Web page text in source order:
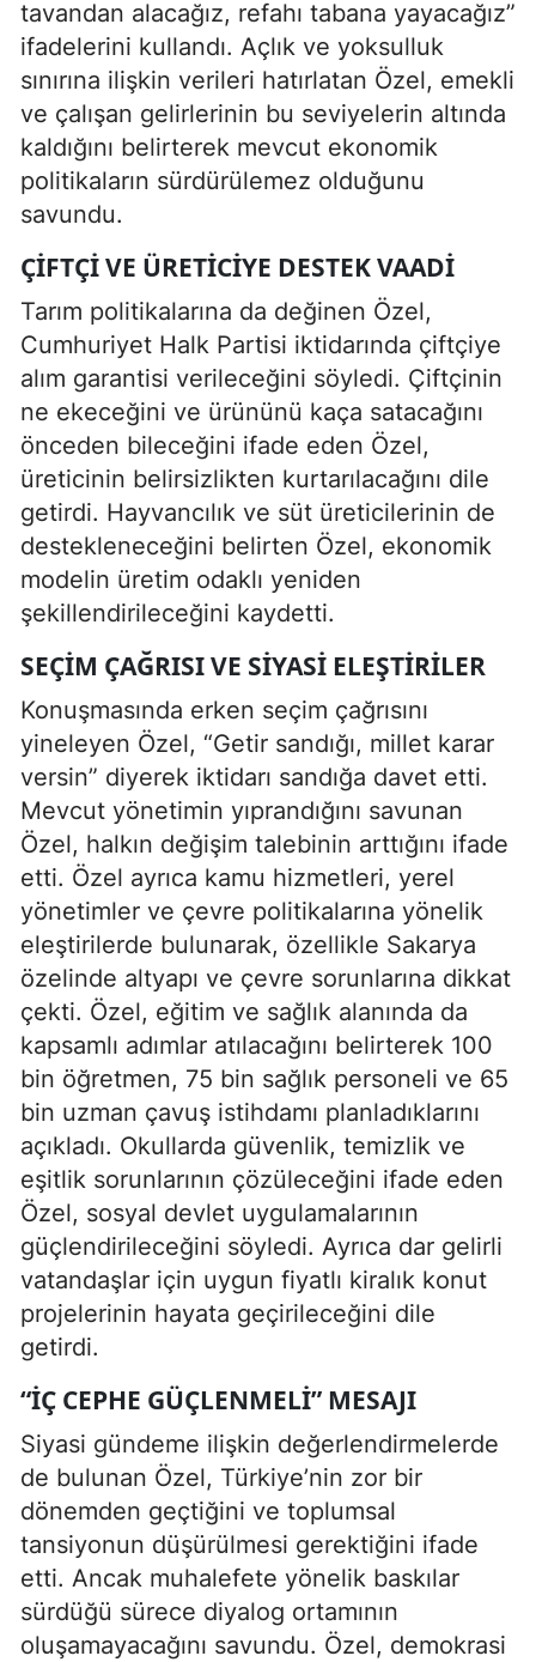
tavandan alacağız, refahı tabana yayacağız”
ifadelerini kullandı. Açlık ve yoksulluk
sınırına ilişkin verileri hatırlatan Özel, emekli
ve çalışan gelirlerinin bu seviyelerin altında
kaldığını belirterek mevcut ekonomik
politikaların sürdürülemez olduğunu
savundu.
ÇIFTÇI VE ÜRETICIYE DESTEK VAADI
Tarım politikalarına da değinen Özel,
Cumhuriyet Halk Partisi iktidarında çiftçiye
alım garantisi verileceğini söyledi. Çiftçinin
ne ekeceğini ve ürününü kaça satacağını
önceden bileceğini ifade eden Özel,
üreticinin belirsizlikten kurtarılacağını dile
getirdi. Hayvancılık ve süt üreticilerinin de
destekleneceğini belirten Özel, ekonomik
modelin üretim odaklı yeniden
şekillendirileceğini kaydetti.
SEÇIM ÇAĞRISI VE SIYASI ELEŞTIRILER
Konuşmasında erken seçim çağrısını
yineleyen Özel, “Getir sandığı, millet karar
versin” diyerek iktidarı sandığa davet etti.
Mevcut yönetimin yıprandığını savunan
Özel, halkın değişim talebinin arttığını ifade
etti. Özel ayrıca kamu hizmetleri, yerel
yönetimler ve çevre politikalarına yönelik
eleştirilerde bulunarak, özellikle Sakarya
özelinde altyapı ve çevre sorunlarına dikkat
çekti. Özel, eğitim ve sağlık alanında da
kapsamlı adımlar atılacağını belirterek 100
bin öğretmen, 75 bin sağlık personeli ve 65
bin uzman çavuş istihdamı planladıklarını
açıkladı. Okullarda güvenlik, temizlik ve
eşitlik sorunlarının çözüleceğini ifade eden
Özel, sosyal devlet uygulamalarının
güçlendirileceğini söyledi. Ayrıca dar gelirli
vatandaşlar için uygun fiyatlı kiralık konut
projelerinin hayata geçirileceğini dile
getirdi.
“İÇ CEPHE GÜÇLENMELI” MESAJI
Siyasi gündeme ilişkin değerlendirmelerde
de bulunan Özel, Türkiye’nin zor bir
dönemden geçtiğini ve toplumsal
tansiyonun düşürülmesi gerektiğini ifade
etti. Ancak muhalefete yönelik baskılar
sürdüğü sürece diyalog ortamının
oluşamayacağını savundu. Özel, demokrasi